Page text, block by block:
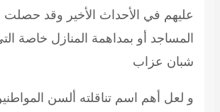
عليهم في الأحداث الأخير وقد حصلت
المساجد أو بمداهمة المنازل خاصة
شبان عزاب
و لعل أهم اسم تناقلته ألسن